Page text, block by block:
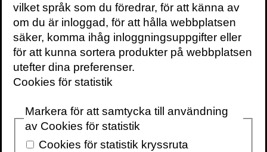
Att lägga sin moraliska kompass åt
sidan.Det är alltid svårt att se nyktert på ett
problem om du redan innan bestämt dig
vad du ska göra åt det.
du kan erkänna vad du inte vet är det
praktiskt taget omöjligt att lära sig vad man
behöver veta.
vilket språk som du föredrar, för att känna av
om du är inloggad, för att hålla webbplatsen
säker, komma ihåg inloggningsuppgifter eller
för att kunna sortera produkter på webbplatsen
utefter dina preferenser.
Cookies för statistik
Markera för att samtycka till användning
av Cookies för statistik
Cookies för statistik kryssruta